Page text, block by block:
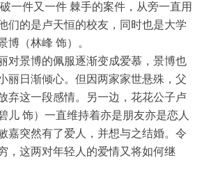
一件又一件 棘手的案件，从旁一直用
们的是卢天恒的校友，同时也是大学
博（林峰 饰）。
景博的佩服逐渐变成爱慕，景博也
丽日渐倾心。但因两家家世悬殊，父
弃这一段感情。另一边，花花公子卢
儿 饰）一直维持着亦是朋友亦是恋人
嘉突然有了爱人，并想与之结婚。令
，这两对年轻人的爱情又将如何继